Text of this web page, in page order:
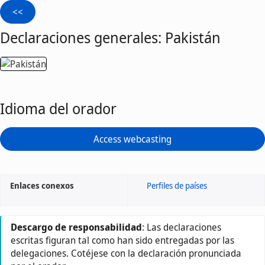
Declaraciones generales: Pakistán
Idioma del orador
Access webcasting
Enlaces conexos Perfiles de países
Descargo de responsabilidad: Las declaraciones
escritas figuran tal como han sido entregadas por las
delegaciones. Cotéjese con la declaración pronunciada